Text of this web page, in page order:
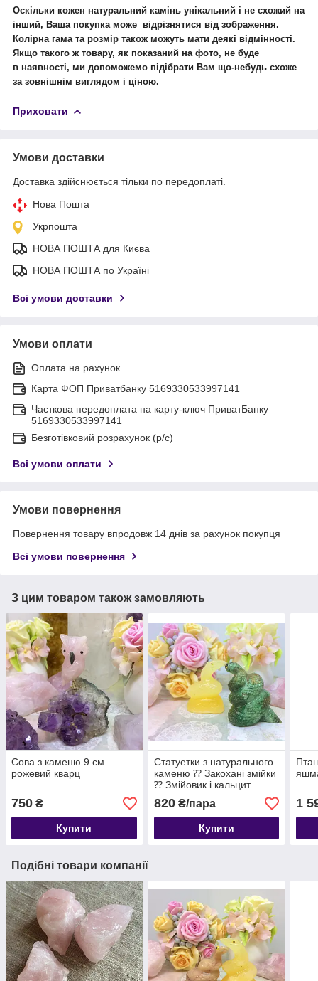
Оскільки кожен натуральний камінь унікальний і не схожий на
інший, Ваша покупка може відрізнятися від зображення.
Колірна гама та розмір також можуть мати деякі відмінності.
Якщо такого ж товару, як показаний на фото, не буде
в наявності, ми допоможемо підібрати Вам що-небудь схоже
за зовнішнім виглядом і ціною.
Приховати
Умови доставки
Доставка здійснюється тільки по передоплаті.
Нова Пошта
Укрпошта
НОВА ПОШТА для Києва
НОВА ПОШТА по Україні
Всі умови доставки
Умови оплати
Оплата на рахунок
Карта ФОП Приватбанку 5169330533997141
Часткова передоплата на карту-ключ ПриватБанку
5169330533997141
Безготівковий розрахунок (р/с)
Всі умови оплати
Умови повернення
Повернення товару впродовж 14 днів за рахунок покупця
Всі умови повернення
З цим товаром також замовляють
Сова з каменю 9 см.
рожевий кварц
750 ₴
Купити
Статуетки з натурального
каменю ⁇ Закохані змійки
⁇ Змійовик і кальцит
820₴/пара
Купити
1
Подібні товари компанії